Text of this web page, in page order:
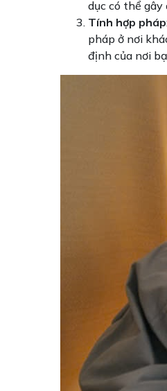
dục có thể
Tính hợp pháp
pháp ở nơi
định của nơi